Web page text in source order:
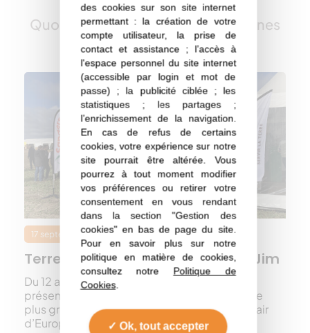
des cookies sur son site internet
permettant : la création de votre
compte utilisateur, la prise de
contact et assistance ; l’accès à
l'espace personnel du site internet
(accessible par login et mot de
passe) ; la publicité ciblée ; les
statistiques ; les partages ;
l’enrichissement de la navigation.
En cas de refus de certains
cookies, votre expérience sur notre
site pourrait être altérée. Vous
pourrez à tout moment modifier
vos préférences ou retirer votre
consentement en vous rendant
dans la section "Gestion des
cookies" en bas de page du site.
Pour en savoir plus sur notre
politique en matière de cookies,
consultez notre Politique de
Cookies.
Ok, tout accepter
Quoi de neuf sur les huiles et protéines
végétales ?
17 septembre 2025 Filières
Terres OléoPro était à Terres de Jim
Du 12 au 14 septembre, Terres OléoPro était
présent sur le stand d’Avril aux Terres de Jim, le
plus grand rassemblement agricole en plein air
d’Europe.